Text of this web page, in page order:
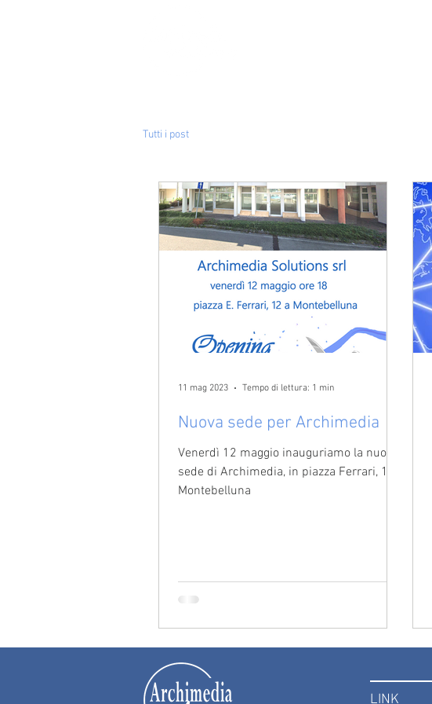
Tutti i post
Nuova sede per Archimedia
Venerdì 12 maggio inauguriamo la nuova
sede di Archimedia, in piazza Ferrari, 12 a
Montebelluna
11 mag 2023 Tempo di lettura: 1 min
LINK